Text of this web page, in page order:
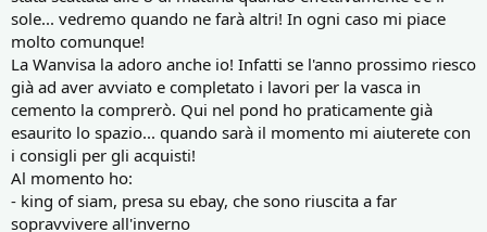
sole... vedremo quando ne farà altri! In ogni caso mi piace
molto comunque!
La Wanvisa la adoro anche io! Infatti se l'anno prossimo riesco
già ad aver avviato e completato i lavori per la vasca in
cemento la comprerò. Qui nel pond ho praticamente già
esaurito lo spazio... quando sarà il momento mi aiuterete con
i consigli per gli acquisti!
Al momento ho:
- king of siam, presa su ebay, che sono riuscita a far
sopravvivere all'inverno